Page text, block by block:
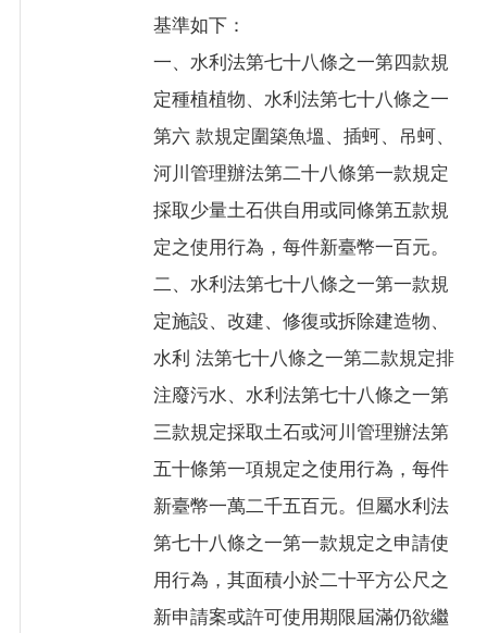
基準如下：
一、水利法第七十八條之一第四款規
定種植植物、水利法第七十八條之一
第六 款規定圍築魚塭、插蚵、吊蚵、
河川管理辦法第二十八條第一款規定
採取少量土石供自用或同條第五款規
定之使用行為，每件新臺幣一百元。
二、水利法第七十八條之一第一款規
定施設、改建、修復或拆除建造物、
水利 法第七十八條之一第二款規定排
注廢污水、水利法第七十八條之一第
三款規定採取土石或河川管理辦法第
五十條第一項規定之使用行為，每件
新臺幣一萬二千五百元。但屬水利法
第七十八條之一第一款規定之申請使
用行為，其面積小於二十平方公尺之
新申請案或許可使用期限屆滿仍欲繼